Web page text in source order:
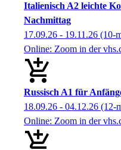
Italienisch A2 leichte
Nachmittag
17.09.26 - 19.11.26 (10-
Online: Zoom in der
Russisch A1 für
18.09.26 - 04.12.26 (12-
Online: Zoom in der